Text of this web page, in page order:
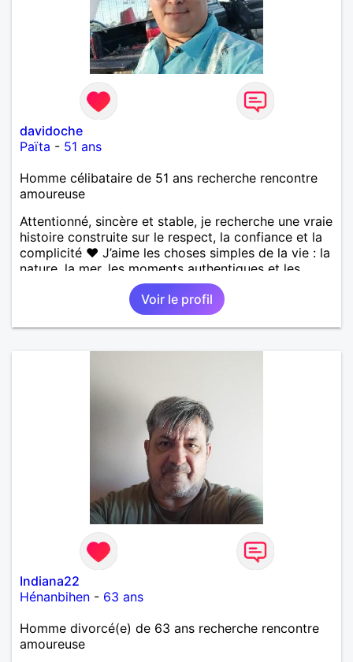
davidoche
Païta - 51 ans
Homme célibataire de 51 ans recherche rencontre
amoureuse
Attentionné, sincère et stable, je recherche une vraie
histoire construite sur le respect, la confiance et la
complicité ❤️ J’aime les choses simples de la vie : la
nature, la mer, les moments authentiques et les
personnes au grand cœur 🌊🌿 Très câlin et
affectueux, j’adore les petits moments de tendresse
et les calinous réguliers 😊❤️ La solitude finit parfois
par peser, alors si tu es en Nouvelle-Calédonie et
Voir le profil
Indiana22
Hénanbihen - 63 ans
Homme divorcé(e) de 63 ans recherche rencontre
amoureuse